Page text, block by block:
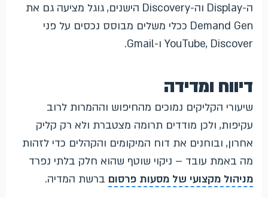
ה-Display וה-Discovery הישנים, גוגל מציעה גם את
Demand Gen ככלי משלים מבוסס נכסים על פני
YouTube, Discover ו-Gmail.
דיווח ומדידה
שיעורי הקליקים נמוכים מהחיפוש וההמרות לרוב
עקיפות, ולכן מודדים תרומה מצטברת ולא רק קליק
אחרון, ובוחנים את דוח המיקומים והקהלים כדי לזהות
מה באמת עובד – ניקוי שוטף שהוא חלק בלתי נפרד
מניהול מקצועי של מסעות פרסום ברשת המדיה.